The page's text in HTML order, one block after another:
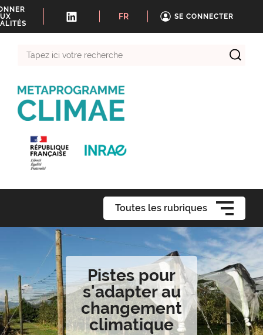
FR SE CONNECTER
Toutes les rubriques
Pistes pour
s'adapter au
changement
climatique